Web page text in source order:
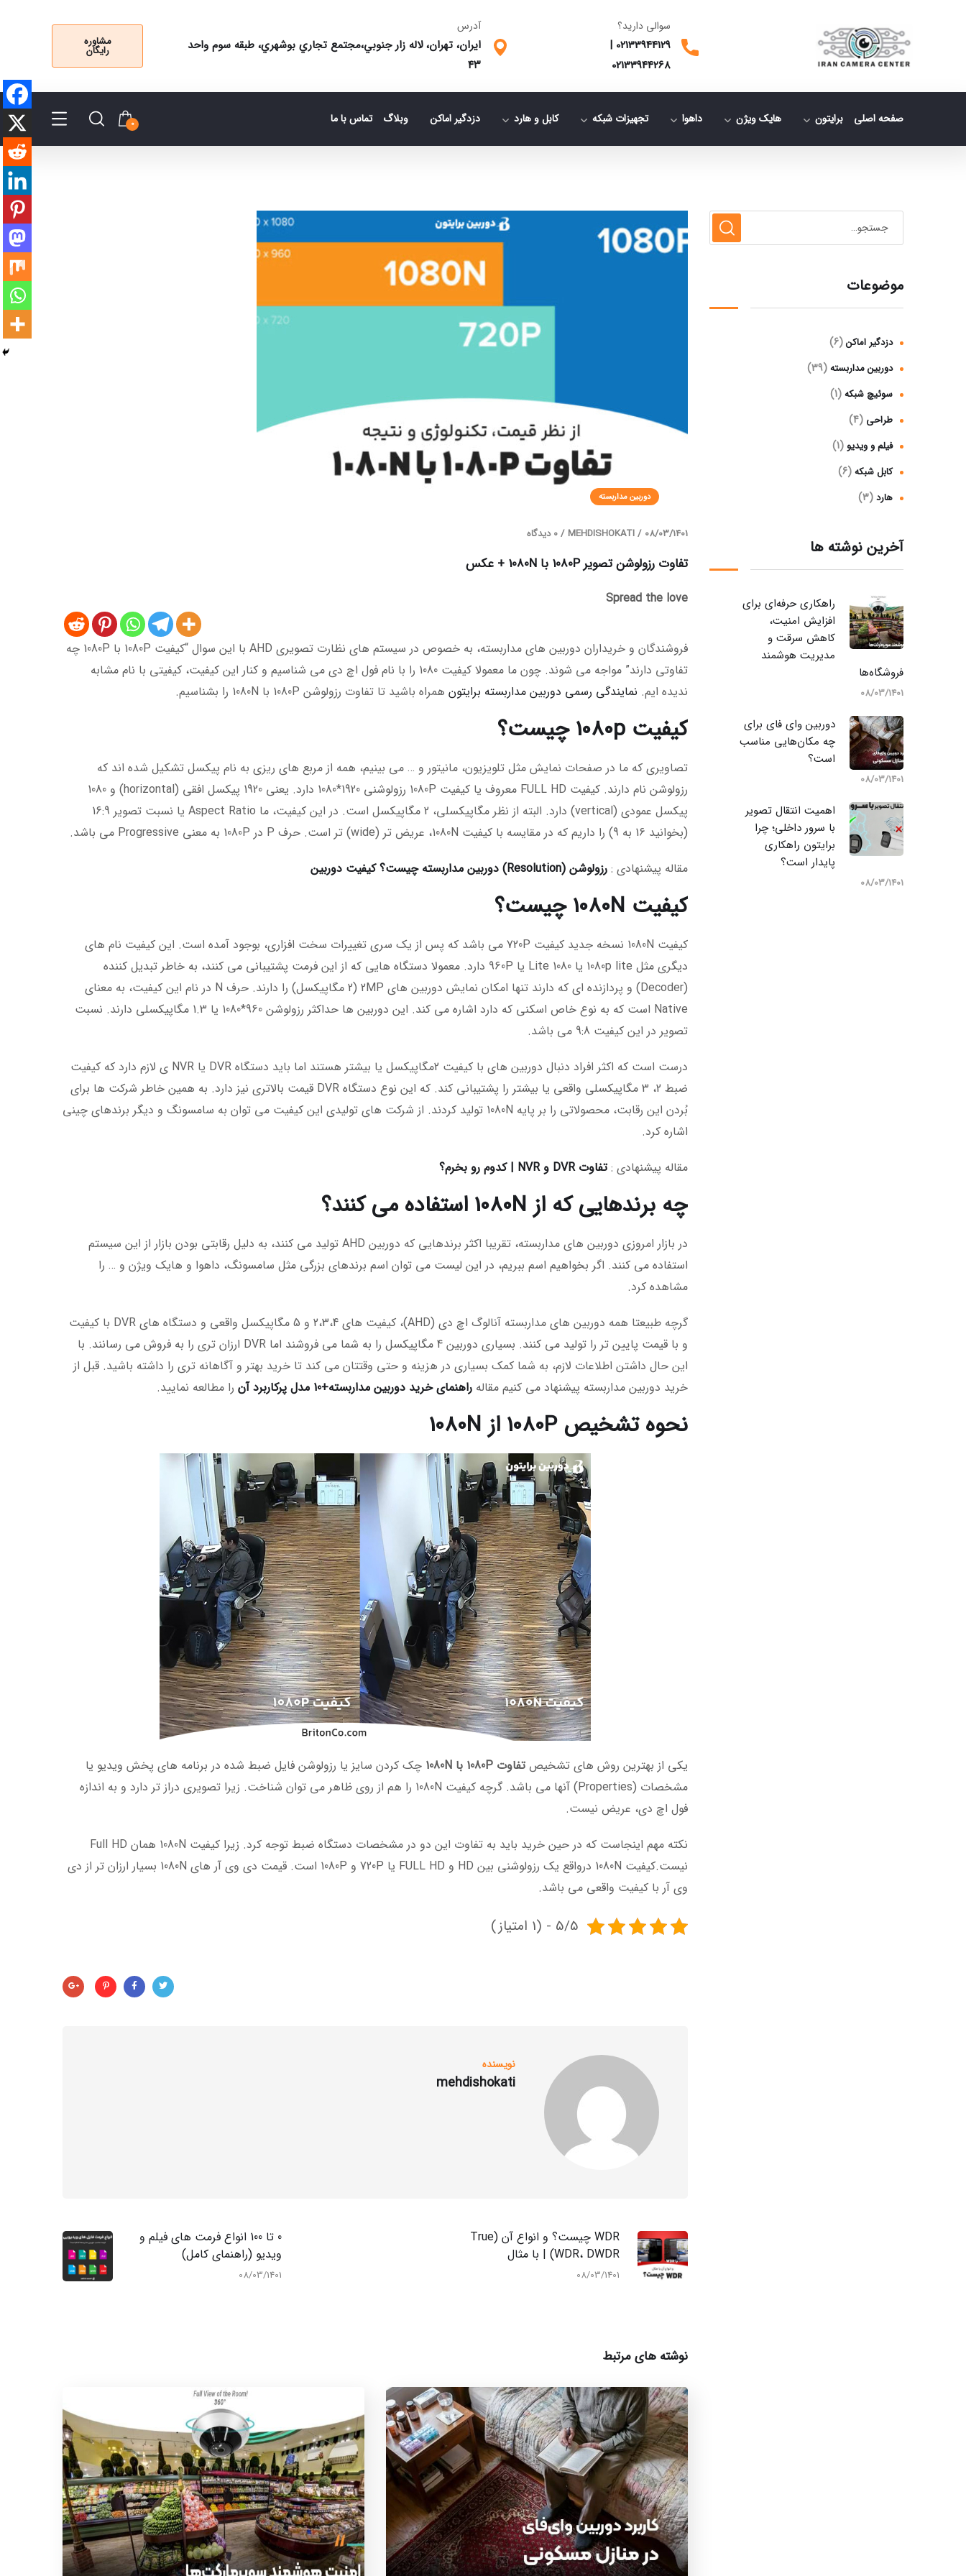
سوالی دارید؟
02133944129
|
02133944268
آدرس
ایران، تهران، لاله زار جنوبي،مجتمع تجاري بوشهري، طبقه سوم واحد
٤٣
مشاوره
رایگان
صفحه اصلی برایتون هایک ویژن داهوا تجهیزات شبکه کابل و هارد دزدگیر اماکن وبلاگ تماس با ما 0
دوربین مداربسته
08/03/1401
/
MEHDISHOKATI
/0 دیدگاه
تفاوت رزولوشن تصویر 1080P با 1080N + عکس
Spread the love
فروشندگان و خریداران دوربین های مداربسته، به خصوص در سیستم های نظارت تصویری AHD با این سوال “کیفیت 1080P با 1080P چه
تفاوتی دارند” مواجه می شوند. چون ما معمولا کیفیت 1080 را با نام فول اچ دی می شناسیم و کنار این کیفیت، کیفیتی با نام مشابه
ندیده ایم. نمایندگی رسمی دوربین مداربسته برایتون همراه باشید تا تفاوت رزولوشن 1080P با 1080N را بشناسیم.
کیفیت 1080p چیست؟
تصاویری که ما در صفحات نمایش مثل تلویزیون، مانیتور و … می بینیم، همه از مربع های ریزی به نام پیکسل تشکیل شده اند که
رزولوشن نام دارند. کیفیت FULL HD معروف یا کیفیت 1080P رزولوشنی 1920*1080 دارد. یعنی 1920 پیکسل افقی (horizontal) و 1080
پیکسل عمودی (vertical) دارد. البته از نظر مگاپیکسلی، 2 مگاپیکسل است. در این کیفیت، ما Aspect Ratio یا نسبت تصویر 16:9
(بخوانید 16 به 9) را داریم که در مقایسه با کیفیت 1080N، عریض تر (wide) تر است. حرف P در 1080P به معنی Progressive می باشد.
مقاله پیشنهادی : رزولوشن (Resolution) دوربین مداربسته چیست؟ کیفیت دوربین
کیفیت 1080N چیست؟
کیفیت 1080N نسخه جدید کیفیت 720P می باشد که پس از یک سری تغییرات سخت افزاری، بوجود آمده است. این کیفیت نام های
دیگری مثل 1080p lite یا 1080 Lite یا 960P دارد. معمولا دستگاه هایی که از این فرمت پشتیبانی می کنند، به خاطر تبدیل کننده
(Decoder) و پردازنده ای که دارند تنها امکان نمایش دوربین های 2MP (2 مگاپیکسل) را دارند. حرف N در نام این کیفیت، به معنای
Native است که به نوع خاص اسکنی که دارد اشاره می کند. این دوربین ها حداکثر رزولوشن 960*1080 یا 1.3 مگاپیکسلی دارند. نسبت
تصویر در این کیفیت 9:8 می باشد.
درست است که اکثر افراد دنبال دوربین های با کیفیت 2مگاپیکسل یا بیشتر هستند اما باید دستگاه DVR یا NVR ی لازم دارد که کیفیت
ضبط 2، 3 مگاپیکسلی واقعی یا بیشتر را پشتیبانی کند. که این نوع دستگاه DVR قیمت بالاتری نیز دارد. به همین خاطر شرکت ها برای
بُردن این رقابت، محصولاتی را بر پایه 1080N تولید کردند. از شرکت های تولیدی این کیفیت می توان به سامسونگ و دیگر برندهای چینی
اشاره کرد.
مقاله پیشنهادی :تفاوت DVR و NVR | کدوم رو بخرم؟
چه برندهایی که از 1080N استفاده می کنند؟
در بازار امروزی دوربین های مداربسته، تقریبا اکثر برندهایی که دوربین AHD تولید می کنند، به دلیل رقابتی بودن بازار از این سیستم
استفاده می کنند. اگر بخواهیم اسم ببریم، در این لیست می توان اسم برندهای بزرگی مثل سامسونگ، داهوا و هایک ویژن و … را
مشاهده کرد.
گرچه طبیعتا همه دوربین های مداربسته آنالوگ اچ دی (AHD)، کیفیت های 2،3،4 و 5 مگاپیکسل واقعی و دستگاه های DVR با کیفیت
و با قیمت پایین تر را تولید می کنند. بسیاری دوربین 4 مگاپیکسل را به شما می فروشند اما DVR ارزان تری را به فروش می رسانند. با
این حال داشتن اطلاعات لازم، به شما کمک بسیاری در هزینه و حتی وقتتان می کند تا خرید بهتر و آگاهانه تری را داشته باشید. قبل از
خرید دوربین مداربسته پیشنهاد می کنیم مقاله راهنمای خرید دوربین مداربسته+10 مدل پرکاربرد آن را مطالعه نمایید.
نحوه تشخیص 1080P از 1080N
یکی از بهترین روش های تشخیص تفاوت 1080P با 1080N
چک کردن سایز یا رزولوشن فایل ضبط شده در برنامه های پخش ویدیو یا
مشخصات (Properties) آنها می باشد. گرچه کیفیت 1080N را هم از روی ظاهر می توان شناخت. زیرا تصویری دراز تر دارد و به اندازه
فول اچ دی، عریض نیست.
نکته مهم اینجاست که در حین خرید باید به تفاوت این دو در مشخصات دستگاه ضبط توجه کرد. زیرا کیفیت 1080N همان Full HD
نیست.کیفیت 1080N درواقع یک رزولوشنی بین HD و FULL HD یا 720P و 1080P است. قیمت دی وی آر های 1080N بسیار ارزان تر از دی
وی آر با کیفیت واقعی می باشد.
5/5 - (1 امتیاز)
نویسنده
mehdishokati
WDR چیست؟ و انواع آن (True
WDR، DWDR) | با مثال
08/03/1401
0 تا 100 انواع فرمت های فیلم و
ویدیو (راهنمای کامل)
08/03/1401
نوشته های مرتبط
موضوعات
دزدگیر اماکن(6)
دوربین مداربسته(39)
سوئیچ شبکه(1)
طراحی (4)
فیلم و ویدیو (1)
کابل شبکه(6)
هارد(3)
آخرین نوشته ها
راهکاری حرفه‌ای برای
افزایش امنیت،
کاهش سرقت و
مدیریت هوشمند
فروشگاه‌ها
08/03/1401
دوربین وای‌ فای برای
چه مکان‌هایی مناسب
است؟
08/03/1401
اهمیت انتقال تصویر
با سرور داخلی؛ چرا
برایتون راهکاری
پایدار است؟
08/03/1401